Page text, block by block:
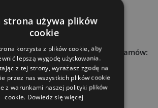
się więcej? Czytaj atr express - zamów:
Prenumeratę
strona używa plików
cookie
korzysta z plików cookie, aby
lepszą wygodę użytkowania.
z tej strony, wyrażasz zgodę na
przez nas wszystkich plików cookie
z warunkami naszej polityki plików
cookie. Dowiedz się więcej